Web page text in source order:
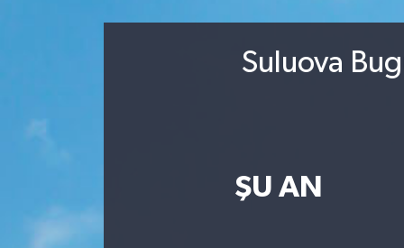
Suluova
ŞU AN
Kocaeli Trafik Yoğunluk Haritası